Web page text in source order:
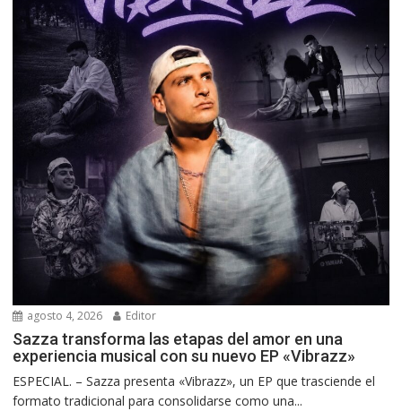
agosto 4, 2026 Editor
Sazza transforma las etapas del amor en una
experiencia musical con su nuevo EP «Vibrazz»
ESPECIAL. – Sazza presenta «Vibrazz», un EP que trasciende el
formato tradicional para consolidarse como una...